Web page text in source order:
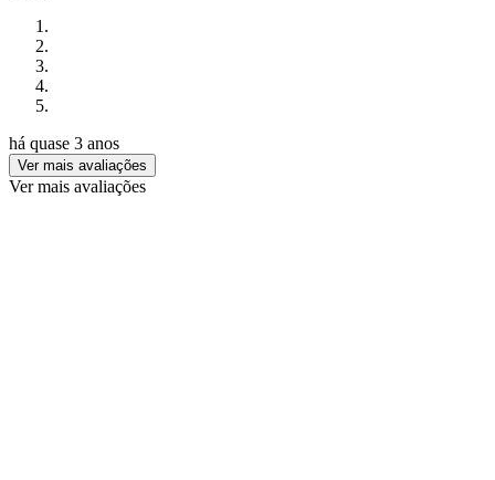
há quase 3 anos
Ver mais avaliações
Ver mais avaliações